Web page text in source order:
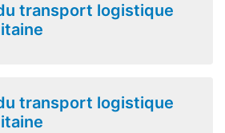
transport logistique
transport logistique